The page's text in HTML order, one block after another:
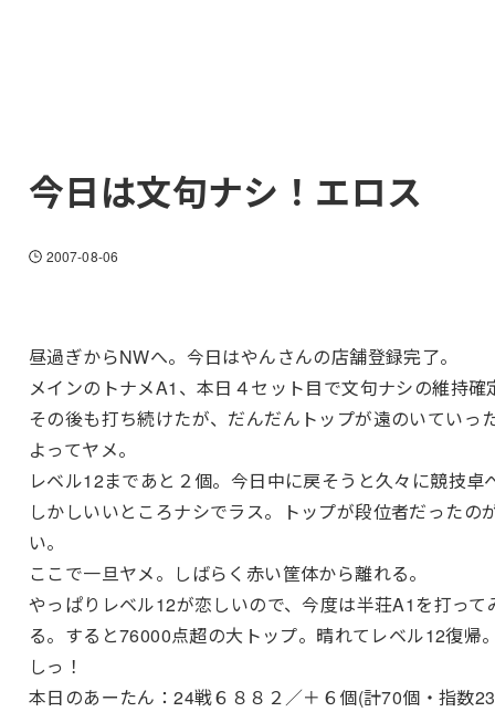
今日は文句ナシ！エロス
2007-08-06
昼過ぎからNWへ。今日はやんさんの店舗登録完了。
メインのトナメA1、本日４セット目で文句ナシの維持確
その後も打ち続けたが、だんだんトップが遠のいていっ
よってヤメ。
レベル12まであと２個。今日中に戻そうと久々に競技卓
しかしいいところナシでラス。トップが段位者だったの
い。
ここで一旦ヤメ。しばらく赤い筐体から離れる。
やっぱりレベル12が恋しいので、今度は半荘A1を打って
る。すると76000点超の大トップ。晴れてレベル12復帰
しっ！
本日のあーたん：24戦６８８２／＋６個(計70個・指数